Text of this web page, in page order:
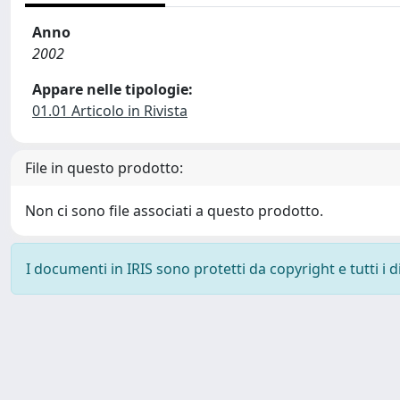
Anno
2002
Appare nelle tipologie:
01.01 Articolo in Rivista
File in questo prodotto:
Non ci sono file associati a questo prodotto.
I documenti in IRIS sono protetti da copyright e tutti i